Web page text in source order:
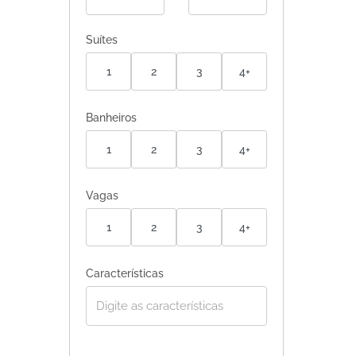
Suítes
1 2 3 4+
Banheiros
1 2 3 4+
Vagas
1 2 3 4+
Características